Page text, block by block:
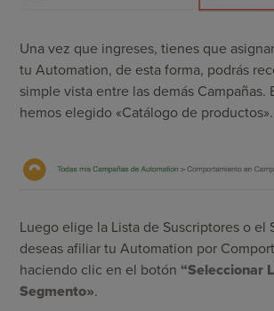
Una vez que ingreses, tienes que
tu Automation, de esta forma, podrás
simple vista entre las demás Campañas.
hemos elegido «Catálogo de productos».
Luego elige la Lista de Suscriptores o el
deseas afiliar tu Automation por
haciendo clic en el botón“Seleccionar
Segmento».